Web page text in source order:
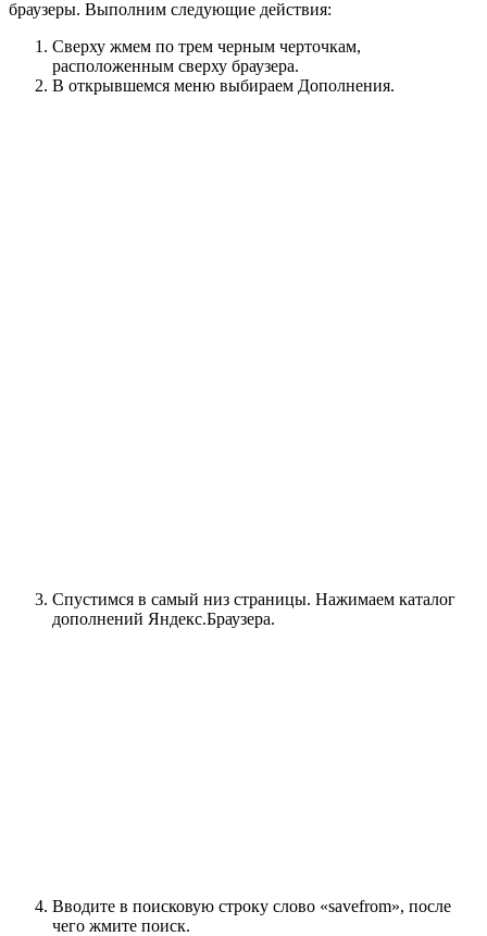
браузеры. Выполним следующие действия:
Сверху жмем по трем черным черточкам,
расположенным сверху браузера.
В открывшемся меню выбираем Дополнения.
Спустимся в самый низ страницы. Нажимаем каталог
дополнений Яндекс.Браузера.
Вводите в поисковую строку слово «savefrom», после
чего жмите поиск.